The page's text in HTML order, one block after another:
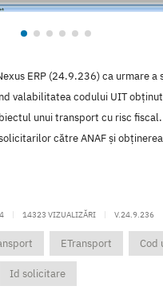
ERP (24.9.236) ca urmare a
valabilitatea codului UIT
unui transport cu risc
către ANAF și
| 14323 VIZUALIZĂRI | V.24.9.236
ETransport Cod
Id solicitare